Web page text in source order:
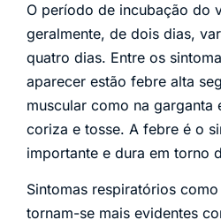
O período de incubação do
geralmente, de dois dias,
quatro dias. Entre os
aparecer estão febre alta
muscular como na garganta
coriza e tosse. A febre é o
importante e dura em torno
Sintomas respiratórios
tornam-se mais evidentes